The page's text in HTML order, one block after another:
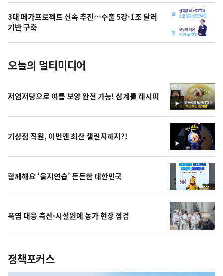
의
사
진
3대 메가프로젝트 신속 추진…수출 5강·1조 달러
기반 구축
오늘의 멀티미디어
영
상
저염저당으로 여름 보양 완전 가능! 삼계롤 레시피
영
상
기상청 직원, 이번엔 최산 챌린지까지?!
함께해요 '을지연습' 든든한 대한민국
폭염 대응 축산·시설원예 농가 현장 점검
정책포커스